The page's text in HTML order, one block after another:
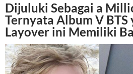
Dijuluki Sebagai a
Ternyata Album V BTS
Layover ini Memiliki